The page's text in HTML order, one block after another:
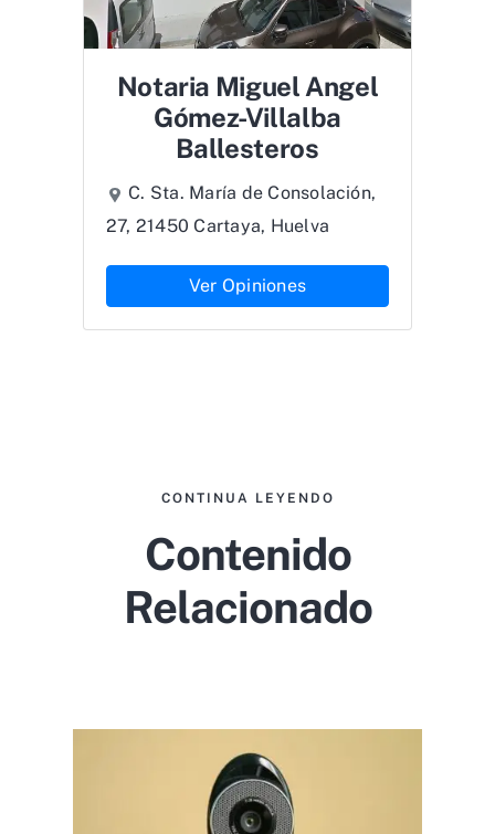
Notaria Miguel Angel
Gómez-Villalba
Ballesteros
C. Sta. María de Consolación,
27, 21450 Cartaya, Huelva
Ver Opiniones
CONTINUA LEYENDO
Contenido
Relacionado